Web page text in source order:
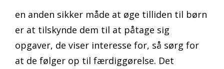
en anden sikker måde at øge tilliden til børn
er at tilskynde dem til at påtage sig
opgaver, de viser interesse for, så sørg for
at de følger op til færdiggørelse. Det